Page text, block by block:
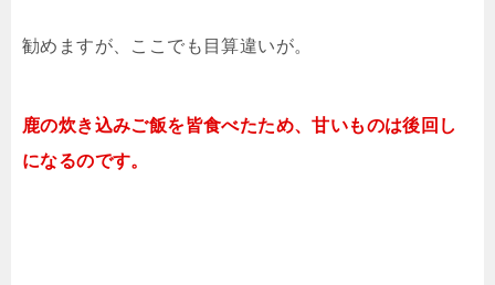
勧めますが、ここでも目算違いが。
鹿の炊き込みご飯を皆食べたため、甘いものは後回し
になるのです。